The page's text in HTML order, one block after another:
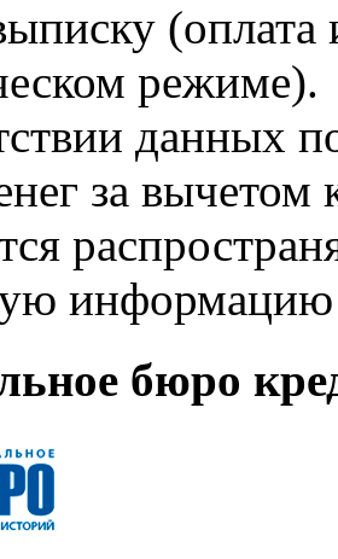
режиме).
данных
за
информацию
бюро